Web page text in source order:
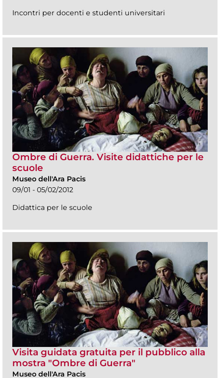
Incontri per docenti e studenti universitari
Ombre di Guerra. Visite didattiche per le
scuole
Museo dell'Ara Pacis
09/01 - 05/02/2012
Didattica per le scuole
Visita guidata gratuita per il pubblico alla
mostra "Ombre di Guerra"
Museo dell'Ara Pacis